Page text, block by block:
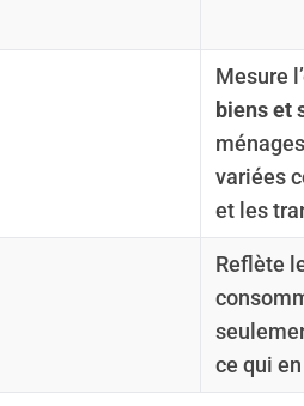
Mesure
biens et
variées
et les
Reflète
ce qui